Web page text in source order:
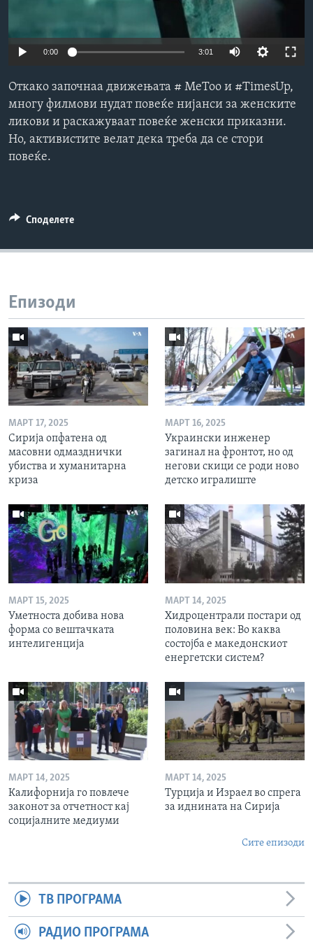
0:00 3:01
Откако започнаа движењата # MeToo и #TimesUp,
многу филмови нудат повеќе нијанси за женските
ликови и раскажуваат повеќе женски приказни.
Но, активистите велат дека треба да се стори
повеќе.
Споделете
Епизоди
МАРТ 17, 2025
Сирија опфатена од
масовни одмазднички
убиства и хуманитарна
криза
МАРТ 16, 2025
Украински инженер
загинал на фронтот, но од
негови скици се роди ново
детско игралиште
МАРТ 15, 2025
Уметноста добива нова
форма со вештачката
интелигенција
МАРТ 14, 2025
Хидроцентрали постари од
половина век: Во каква
состојба е македонскиот
енергетски систем?
МАРТ 14, 2025
Калифорнија го повлече
законот за отчетност кај
социјалните медиуми
МАРТ 14, 2025
Турција и Израел во спрега
за иднината на Сирија
Сите епизоди
ТВ ПРОГРАМА
РАДИО ПРОГРАМА